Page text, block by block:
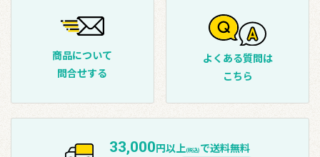
商品について
問合せする
よくある質問は
こちら
33,000円以上(税込) で送料無料